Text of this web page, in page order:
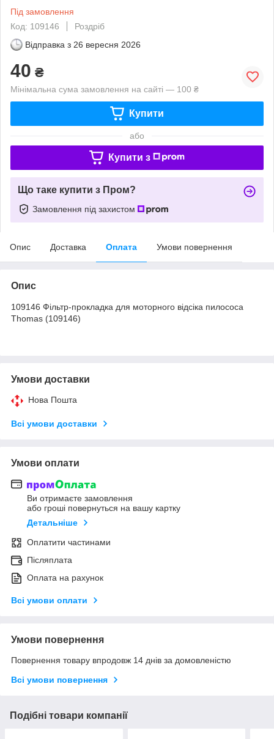
Під замовлення
Код: 109146
Роздріб
Відправка з 26 вересня 2026
40 ₴
Мінімальна сума замовлення на сайті — 100 ₴
Купити
або
Купити з
Що таке купити з Пром?
Замовлення під захистом
Опис Доставка Оплата Умови повернення
Опис
109146 Фільтр-прокладка для моторного відсіка пилососа
Thomas (109146)
Умови доставки
Нова Пошта
Всі умови доставки
Умови оплати
Ви отримаєте замовлення
або гроші повернуться на вашу картку
Детальніше
Оплатити частинами
Післяплата
Оплата на рахунок
Всі умови оплати
Умови повернення
Повернення товару впродовж 14 днів за домовленістю
Всі умови повернення
Подібні товари компанії